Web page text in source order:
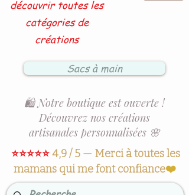
découvrir toutes les
catégories de
créations
Sacs à main
🛍️ Notre boutique est ouverte !
Découvrez nos créations
artisanales personnalisées 🌸
⭐⭐⭐⭐⭐4,9 / 5 — Merci à toutes les
mamans qui me font confiance❤️